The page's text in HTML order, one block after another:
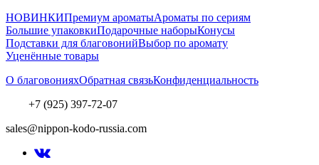
НОВИНКИПремиум ароматыАроматы по сериям
Большие упаковкиПодарочные наборыКонусы
Подставки для благовонийВыбор по аромату
Уценённые товары
О благовонияхОбратная связьКонфиденциальность
+7 (925) 397-72-07
sales@nippon-kodo-russia.com